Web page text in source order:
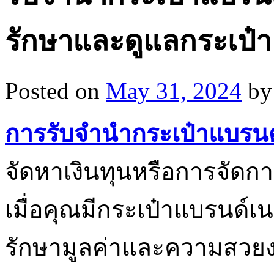
รักษาและดูแลกระเป๋
Posted on May 31, 2024 by
การรับจำนำกระเป๋าแบร
จัดหาเงินทุนหรือการจัดก
เมื่อคุณมีกระเป๋าแบรนด์เ
รักษามูลค่าและความสวย